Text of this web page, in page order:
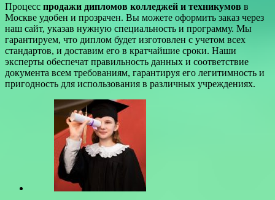
Процесс продажи дипломов колледжей и техникумов в
Москве удобен и прозрачен. Вы можете оформить заказ через
наш сайт, указав нужную специальность и программу. Мы
гарантируем, что диплом будет изготовлен с учетом всех
стандартов, и доставим его в кратчайшие сроки. Наши
эксперты обеспечат правильность данных и соответствие
документа всем требованиям, гарантируя его легитимность и
пригодность для использования в различных учреждениях.